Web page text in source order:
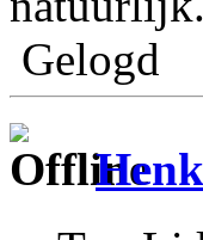
Gelogd